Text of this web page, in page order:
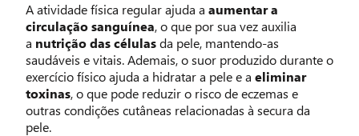
A atividade física regular ajuda a aumentar a
circulação sanguínea, o que por sua vez auxilia
a nutrição das célulasda pele, mantendo-as
saudáveis e vitais. Ademais, o suor produzido durante o
exercício físico ajuda a hidratar a pele e a eliminar
toxinas, o que pode reduzir o risco de eczemas e
outras condições cutâneas relacionadas à secura da
pele.